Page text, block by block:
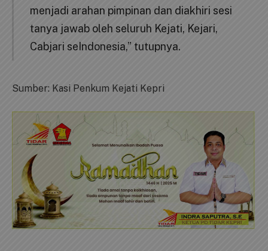
menjadi arahan pimpinan dan diakhiri sesi
tanya jawab oleh seluruh Kejati, Kejari,
Cabjari seIndonesia,” tutupnya.
Sumber: Kasi Penkum Kejati Kepri